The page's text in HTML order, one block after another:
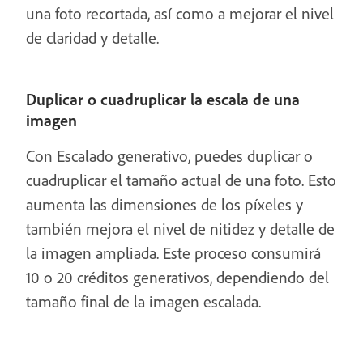
una foto recortada, así como a mejorar el nivel
de claridad y detalle.
Duplicar o cuadruplicar la escala de una
imagen
Con Escalado generativo, puedes duplicar o
cuadruplicar el tamaño actual de una foto. Esto
aumenta las dimensiones de los píxeles y
también mejora el nivel de nitidez y detalle de
la imagen ampliada. Este proceso consumirá
10 o 20 créditos generativos, dependiendo del
tamaño final de la imagen escalada.